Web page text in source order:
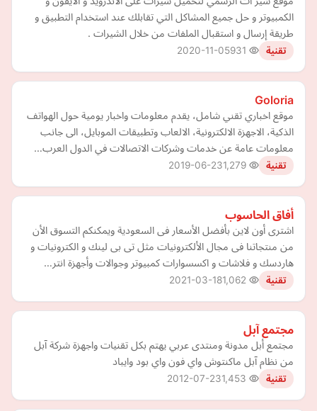
الكمبيوتر و حل جميع المشاكل التي تقابلك عند استخدام التطبيق و
طريقة إرسال و استقبال الملفات من خلال الشيرات .
تقنية 2020-11-05
Goloria
موقع اخباري تقني شامل، يقدم معلومات واخبار يومية حول الهواتف
الذكية، الاجهزة الالكترونية، الالعاب وتطبيقات الموبايل، الى جانب
معلومات عامة عن خدمات وشركات الاتصالات في الدول العرب…
تقنية 2019-06-23
أفاق الحاسوب
اشترى أون لاين بأفضل الأسعار فى السعودية ويمكنكم التسوق الأن
من منتجاتنا فى مجال الألكترونيات مثل تى بى لينك و الكترونيات و
هاردسك و فلاشات و اكسسوارات كمبيوتر وجوالات وأجهزة انتر…
تقنية 2021-03-18
مجتمع آبل
مجتمع أبل مدونة ومنتدى عربي يهتم بكل تقنيات واجهزة شركة آبل
من نظام آبل ماكنتوش واي فون واي بود وايباد
تقنية 2012-07-23